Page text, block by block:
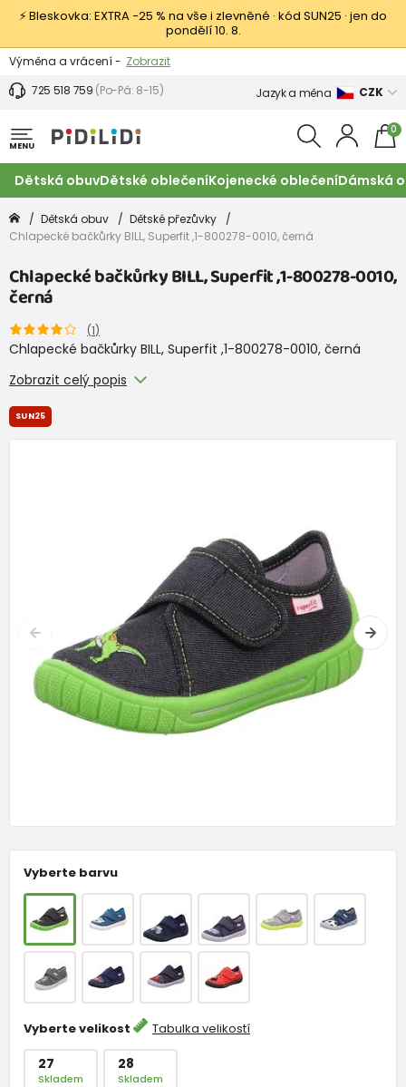
⚡ Bleskovka: EXTRA −25 % na vše i zlevněné · kód SUN25 · jen do
pondělí 10. 8.
Výměna a vrácení - Zobrazit
Sleva 100 Kč na první nákup -
725 518 759 (Po-Pá: 8-15) Jazyk a měna CZK
MENU
0
Dětská obuvDětské oblečeníKojenecké oblečeníDámská
Dětská obuv
Dětské přezůvky
Chlapecké bačkůrky BILL, Superfit ,1-800278-0010, černá
Chlapecké bačkůrky BILL, Superfit ,1-800278-0010,
černá
(1)
Chlapecké bačkůrky BILL, Superfit ,1-800278-0010, černá
Zobrazit celý popis
Vyberte barvu
Vyberte velikost Tabulka velikostí
27
Skladem
28
Skladem
SUN25